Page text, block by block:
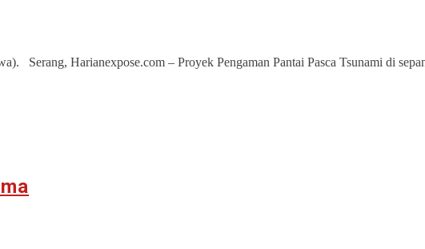
Serang, Harianexpose.com – Proyek Pengaman Pantai Pasca Tsunami di